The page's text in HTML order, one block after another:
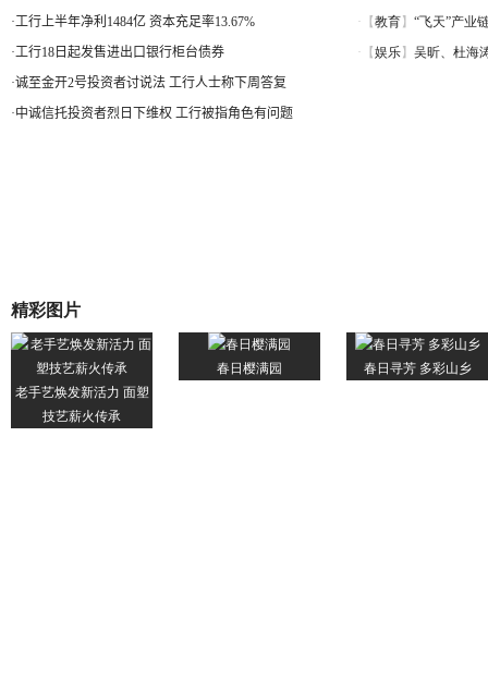
·工行上半年净利1484亿 资本充足率13.67%
·工行18日起发售进出口银行柜台债券
·诚至金开2号投资者讨说法 工行人士称下周答复
·中诚信托投资者烈日下维权 工行被指角色有问题